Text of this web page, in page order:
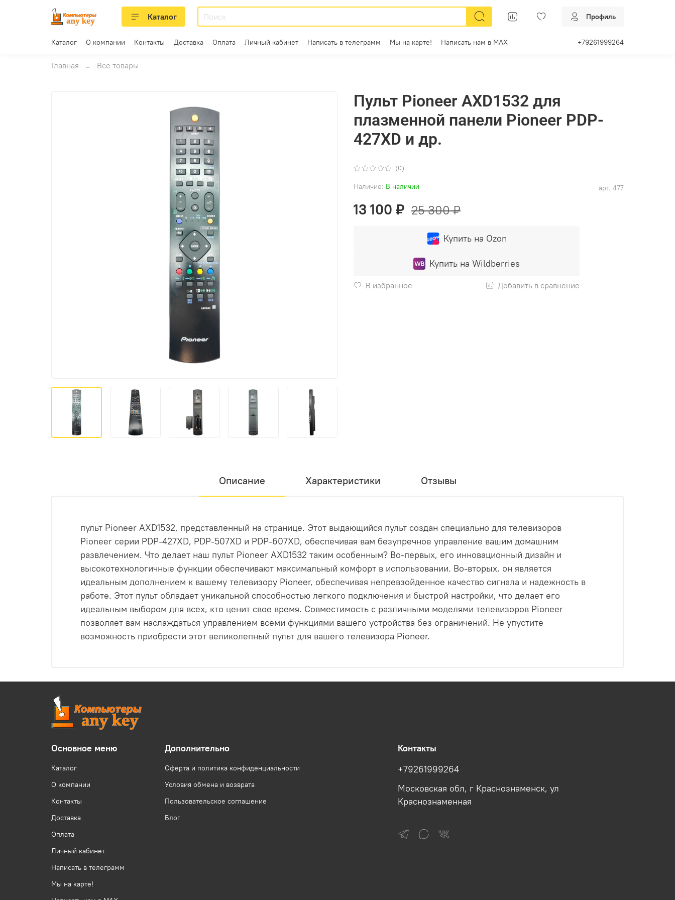
Каталог Профиль
Каталог О компании Контакты Доставка Оплата Личный кабинет Написать в телеграмм Мы на карте! Написать нам в МАХ +79261999264
Главная Все товары
(0)
арт. 477
Наличие: В наличии
Пульт Pioneer AXD1532 для
плазменной панели Pioneer PDP-
427XD и др.
13 100 ₽ 25 300 ₽
Купить на Ozon
Купить на Wildberries
В избранное Добавить в сравнение
Описание Характеристики Отзывы
пульт Pioneer AXD1532, представленный на странице. Этот выдающийся пульт создан специально для телевизоров
Pioneer серии PDP-427XD, PDP-507XD и PDP-607XD, обеспечивая вам безупречное управление вашим домашним
развлечением. Что делает наш пульт Pioneer AXD1532 таким особенным? Во-первых, его инновационный дизайн и
высокотехнологичные функции обеспечивают максимальный комфорт в использовании. Во-вторых, он является
идеальным дополнением к вашему телевизору Pioneer, обеспечивая непревзойденное качество сигнала и надежность в
работе. Этот пульт обладает уникальной способностью легкого подключения и быстрой настройки, что делает его
идеальным выбором для всех, кто ценит свое время. Совместимость с различными моделями телевизоров Pioneer
позволяет вам наслаждаться управлением всеми функциями вашего устройства без ограничений. Не упустите
возможность приобрести этот великолепный пульт для вашего телевизора Pioneer.
Основное меню
Каталог
О компании
Контакты
Доставка
Оплата
Личный кабинет
Написать в телеграмм
Мы на карте!
Дополнительно
Оферта и политика конфиденциальности
Условия обмена и возврата
Пользовательское соглашение
Блог
Контакты
+79261999264
Московская обл, г Краснознаменск, ул
Краснознаменная